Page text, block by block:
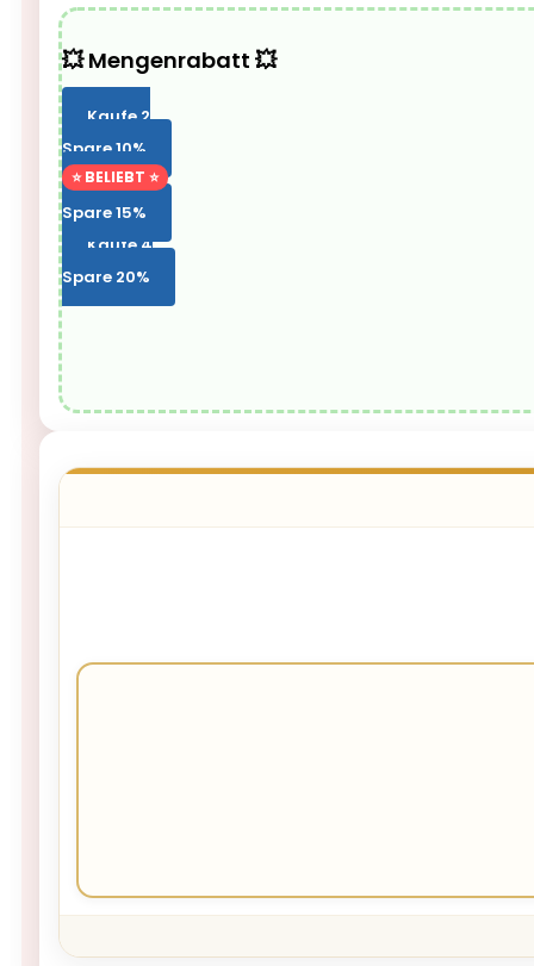
💥 Mengenrabatt 💥
Kaufe 2
Spare 10%
⭐ BELIEBT ⭐
Kaufe 3
Spare 15%
Kaufe 4
Spare 20%